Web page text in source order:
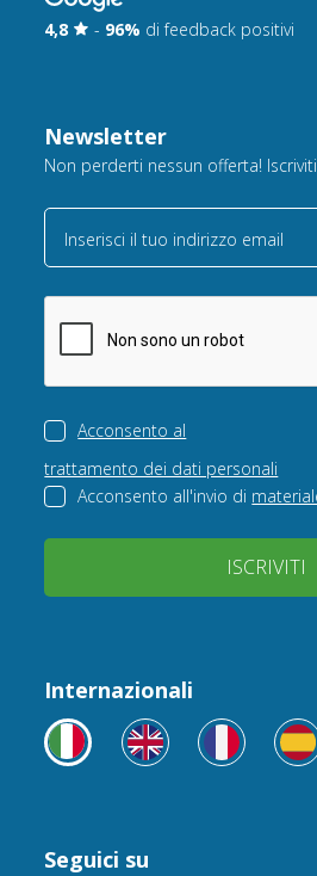
4,8 - 96% di feedback positivi
Newsletter
Non perderti nessun offerta!
Inserisci il tuo indirizzo email
Acconsento al
trattamento dei dati personali
Acconsento all'invio di
ISCRIVITI
Internazionali
Seguici su